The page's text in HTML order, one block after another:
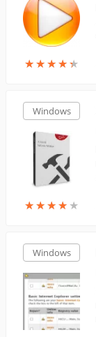
★★★★★
★★★★★
Windows
★★★★ ★
★★★★ ★
Windows